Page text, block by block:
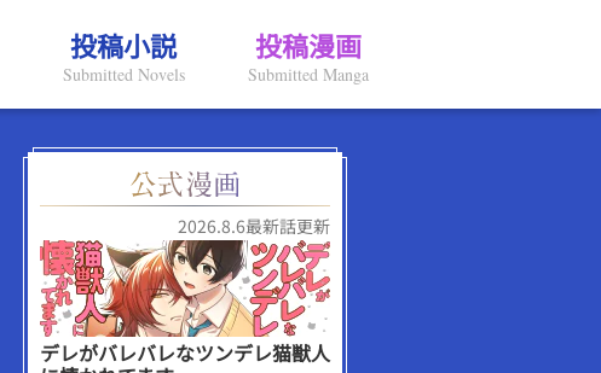
投稿小説
Submitted Novels
投稿漫画
Submitted Manga
2026.8.6最新話更新
デレがバレバレなツンデレ猫獣人